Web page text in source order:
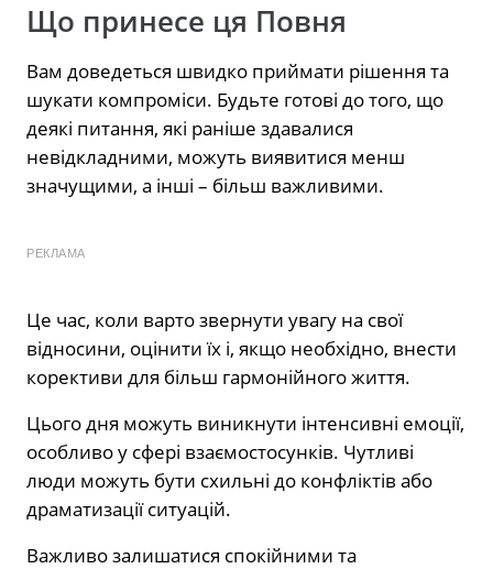
Що принесе ця Повня
Вам доведеться швидко приймати рішення та
шукати компроміси. Будьте готові до того, що
деякі питання, які раніше здавалися
невідкладними, можуть виявитися менш
значущими, а інші – більш важливими.
РЕКЛАМА
Це час, коли варто звернути увагу на свої
відносини, оцінити їх і, якщо необхідно, внести
корективи для більш гармонійного життя.
Цього дня можуть виникнути інтенсивні емоції,
особливо у сфері взаємостосунків. Чутливі
люди можуть бути схильні до конфліктів або
драматизації ситуацій.
Важливо залишатися спокійними та